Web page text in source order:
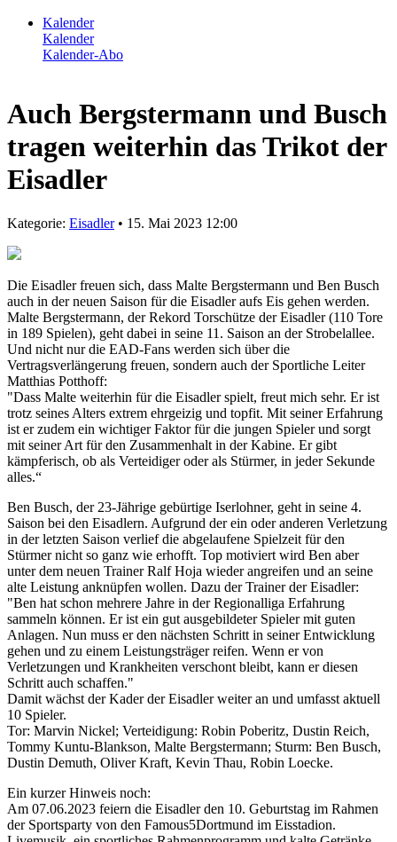
Kalender
Kalender
Kalender-Abo
Auch Bergstermann und Busch
tragen weiterhin das Trikot der
Eisadler
Kategorie: Eisadler• 15. Mai 2023 12:00
Die Eisadler freuen sich, dass Malte Bergstermann und Ben Busch
auch in der neuen Saison für die Eisadler aufs Eis gehen werden.
Malte Bergstermann, der Rekord Torschütze der Eisadler (110 Tore
in 189 Spielen), geht dabei in seine 11. Saison an der Strobelallee.
Und nicht nur die EAD-Fans werden sich über die
Vertragsverlängerung freuen, sondern auch der Sportliche Leiter
Matthias Potthoff:
"Dass Malte weiterhin für die Eisadler spielt, freut mich sehr. Er ist
trotz seines Alters extrem ehrgeizig und topfit. Mit seiner Erfahrung
ist er zudem ein wichtiger Faktor für die jungen Spieler und sorgt
mit seiner Art für den Zusammenhalt in der Kabine. Er gibt
kämpferisch, ob als Verteidiger oder als Stürmer, in jeder Sekunde
alles.“
Ben Busch, der 23-Jährige gebürtige Iserlohner, geht in seine 4.
Saison bei den Eisadlern. Aufgrund der ein oder anderen Verletzung
in der letzten Saison verlief die abgelaufene Spielzeit für den
Stürmer nicht so ganz wie erhofft. Top motiviert wird Ben aber
unter dem neuen Trainer Ralf Hoja wieder angreifen und an seine
alte Leistung anknüpfen wollen. Dazu der Trainer der Eisadler:
"Ben hat schon mehrere Jahre in der Regionalliga Erfahrung
sammeln können. Er ist ein gut ausgebildeter Spieler mit guten
Anlagen. Nun muss er den nächsten Schritt in seiner Entwicklung
gehen und zu einem Leistungsträger reifen. Wenn er von
Verletzungen und Krankheiten verschont bleibt, kann er diesen
Schritt auch schaffen."
Damit wächst der Kader der Eisadler weiter an und umfasst aktuell
10 Spieler.
Tor: Marvin Nickel; Verteidigung: Robin Poberitz, Dustin Reich,
Tommy Kuntu-Blankson, Malte Bergstermann; Sturm: Ben Busch,
Dustin Demuth, Oliver Kraft, Kevin Thau, Robin Loecke.
Ein kurzer Hinweis noch:
Am 07.06.2023 feiern die Eisadler den 10. Geburtstag im Rahmen
der Sportsparty von den Famous5Dortmund im Eisstadion.